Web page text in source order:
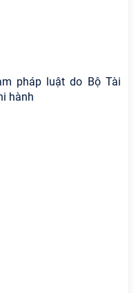
pháp luật do Bộ Tài
hành